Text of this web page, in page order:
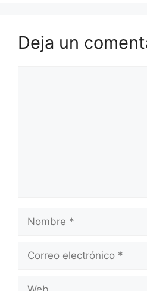
Deja un
Nombre
Correo
Web